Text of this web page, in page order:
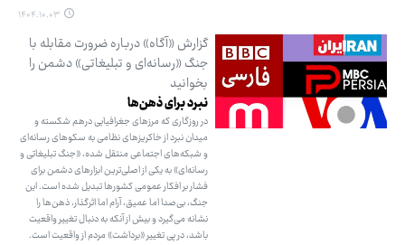
۱۴۰۴.۱۰.۰۳
گزارش «آگاه» درباره ضرورت مقابله با
جنگ «رسانه‌ای و تبلیغاتی» دشمن را
بخوانید
نبرد برای ذهن‌ها
در روزگاری که مرزهای جغرافیایی درهم شکسته و
میدان نبرد از خاکریزهای نظامی به سکوهای رسانه‌ای
و شبکه‌های اجتماعی منتقل شده، «جنگ تبلیغاتی و
رسانه‌ای» به یکی از اصلی‌ترین ابزارهای دشمن برای
فشار بر افکار عمومی کشورها تبدیل شده است. این
جنگ، بی‌صدا اما عمیق، آرام اما اثرگذار، ذهن‌ها را
نشانه می‌گیرد و بیش از آنکه به دنبال تغییر واقعیت
باشد، در پی تغییر «برداشت» مردم از واقعیت است.